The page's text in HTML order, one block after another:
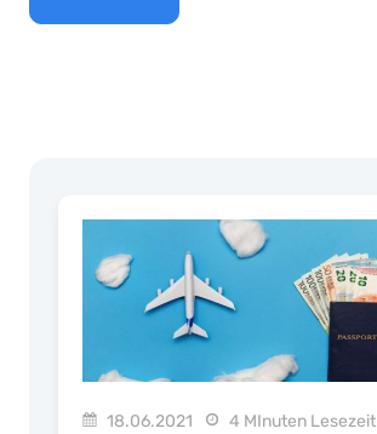
18.06.2021 4 MInuten Lesezeit